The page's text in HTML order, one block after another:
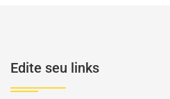
Edite seu links